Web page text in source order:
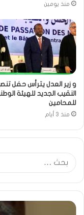
منذ يومين
و زير العدل يترأس حفل
النقيب الجديد للهيئة
للمحامين
منذ 3 أيام